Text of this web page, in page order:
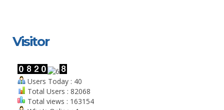
Visitor
Users Today : 40
Total Users : 82068
Total views : 163154